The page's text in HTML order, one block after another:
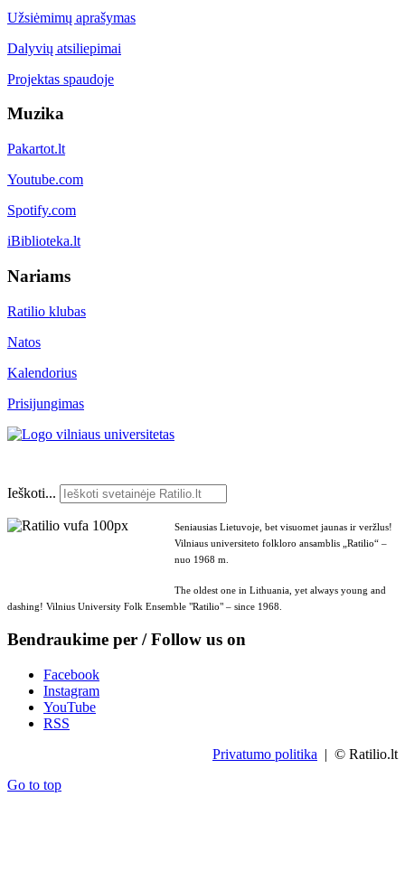
Užsiėmimų aprašymas
Dalyvių atsiliepimai
Projektas spaudoje
Muzika
Pakartot.lt
Youtube.com
Spotify.com
iBiblioteka.lt
Nariams
Ratilio klubas
Natos
Kalendorius
Prisijungimas
Ieškoti...
Seniausias Lietuvoje, bet visuomet jaunas ir veržlus!
Vilniaus universiteto folkloro ansamblis „Ratilio“ –
nuo 1968 m.
The oldest one in Lithuania, yet always young and
dashing! Vilnius University Folk Ensemble "Ratilio" – since 1968.
Bendraukime per / Follow us on
Facebook
Instagram
YouTube
RSS
Privatumo politika | © Ratilio.lt
Go to top